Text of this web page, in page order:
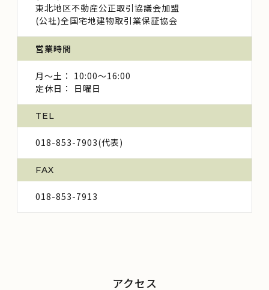
東北地区不動産公正取引協議会加盟
(公社)全国宅地建物取引業保証協会
営業時間
月～土： 10:00～16:00
定休日： 日曜日
TEL
018-853-7903(代表)
FAX
018-853-7913
アクセス